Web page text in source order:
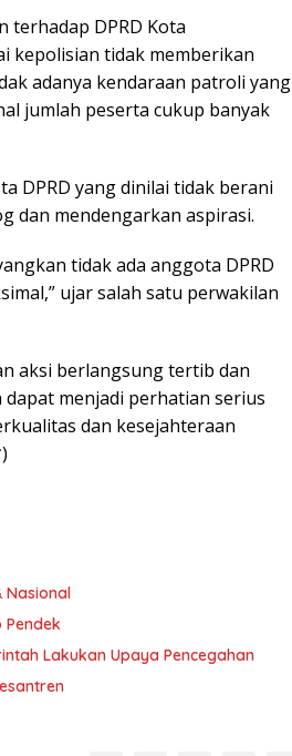
terhadap DPRD Kota
kepolisian tidak memberikan
adanya kendaraan patroli yang
jumlah peserta cukup banyak
DPRD yang dinilai tidak berani
dan mendengarkan aspirasi.
tidak ada anggota DPRD
ujar salah satu perwakilan
aksi berlangsung tertib dan
menjadi perhatian serius
dan kesejahteraan
Nasional
Lakukan Upaya Pencegahan